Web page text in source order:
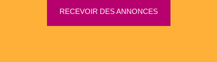
RECEVOIR DES ANNONCES